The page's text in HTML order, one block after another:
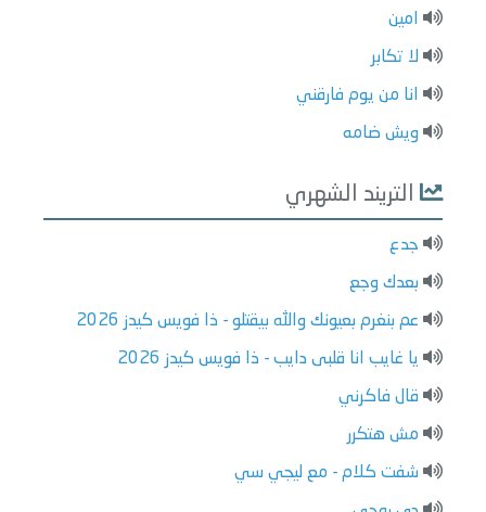
امين
لا تكابر
انا من يوم فارقني
ويش ضامه
التريند الشهري
جدع
بعدك وجع
عم بنغرم بعيونك والله بيقتلو - ذا فويس كيدز 2026
يا غايب انا قلبى دايب - ذا فويس كيدز 2026
قال فاكرني
مش هتكرر
شفت كلام - مع ليجي سي